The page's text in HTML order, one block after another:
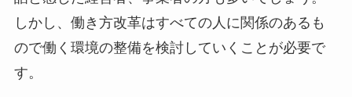
しかし、働き方改革はすべての人に関係のあるも
ので働く環境の整備を検討していくことが必要で
す。